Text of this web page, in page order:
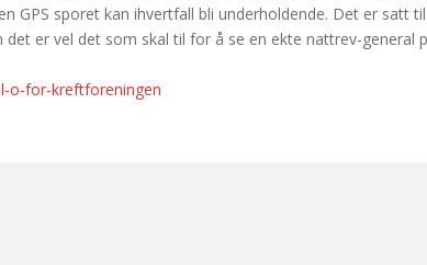
sporet kan ihvertfall bli underholdende. Det er satt
er vel det som skal til for å se en ekte nattrev-general
o-for-kreftforeningen